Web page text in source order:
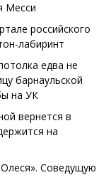
Месси
российского
лабиринт
едва не
барнаульской
на УК
вернется в
на
Соведущую